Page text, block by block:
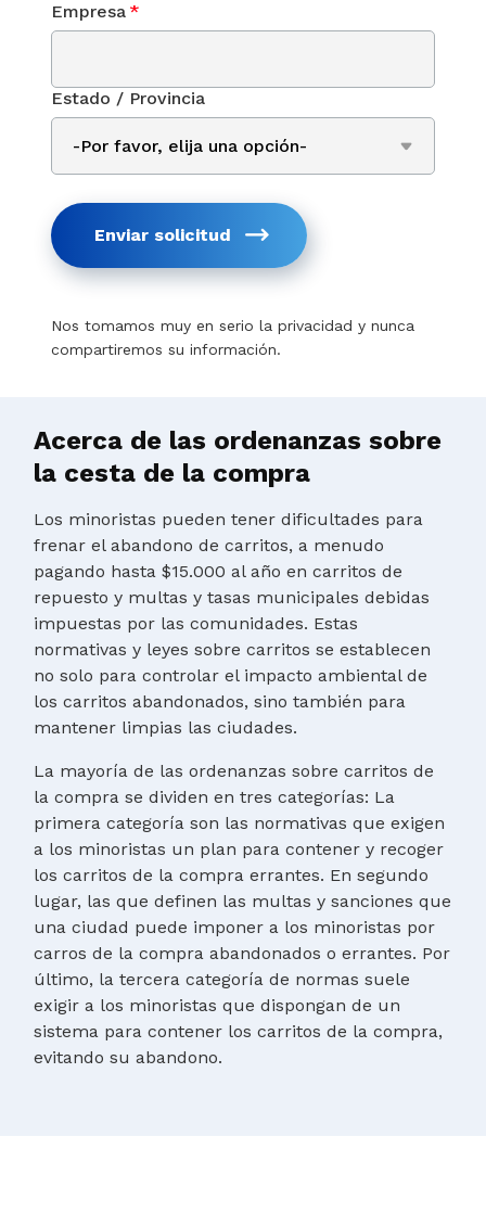
Empresa *
Estado / Provincia
Enviar solicitud
Nos tomamos muy en serio la privacidad y nunca
compartiremos su información.
Acerca de las ordenanzas sobre
la cesta de la compra
Los minoristas pueden tener dificultades para
frenar el abandono de carritos, a menudo
pagando hasta $15.000 al año en carritos de
repuesto y multas y tasas municipales debidas
impuestas por las comunidades. Estas
normativas y leyes sobre carritos se establecen
no solo para controlar el impacto ambiental de
los carritos abandonados, sino también para
mantener limpias las ciudades.
La mayoría de las ordenanzas sobre carritos de
la compra se dividen en tres categorías: La
primera categoría son las normativas que exigen
a los minoristas un plan para contener y recoger
los carritos de la compra errantes. En segundo
lugar, las que definen las multas y sanciones que
una ciudad puede imponer a los minoristas por
carros de la compra abandonados o errantes. Por
último, la tercera categoría de normas suele
exigir a los minoristas que dispongan de un
sistema para contener los carritos de la compra,
evitando su abandono.